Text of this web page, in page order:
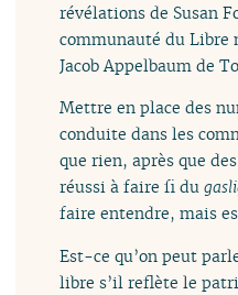
révélations de Susan
communauté du Libre
Jacob Appelbaum de
Mettre en place des
conduite dans les
que rien, après que
réussi à faire fi du
faire entendre, mais
Est-ce qu’on peut
libre s’il reflète le